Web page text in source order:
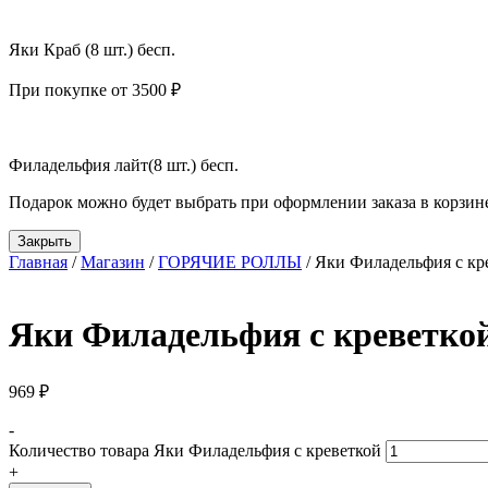
Яки Краб (8 шт.) бесп.
При покупке от 3500 ₽
Филадельфия лайт(8 шт.) бесп.
Подарок можно будет выбрать при оформлении заказа в
Закрыть
Главная /Магазин /ГОРЯЧИЕ РОЛЛЫ / Яки Филадельфия с
Яки Филадельфия с
969 ₽
-
Количество товара Яки Филадельфия с креветкой
+